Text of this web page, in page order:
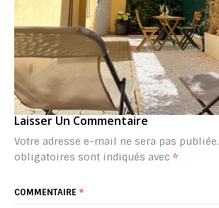
Laisser Un Commentaire
Votre adresse e-mail ne sera pas publiée.
obligatoires sont indiqués avec *
COMMENTAIRE *